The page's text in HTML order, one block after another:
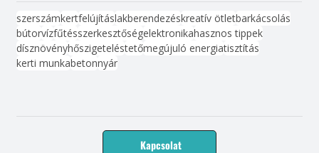
szerszámkertfelújításlakberendezéskreatív ötletbarkácsolás
bútorvízfűtésszerkesztőségelektronikahasznos tippek
dísznövényhőszigeteléstetőmegújuló energiatisztítás
kerti munkabetonnyár
Kapcsolat